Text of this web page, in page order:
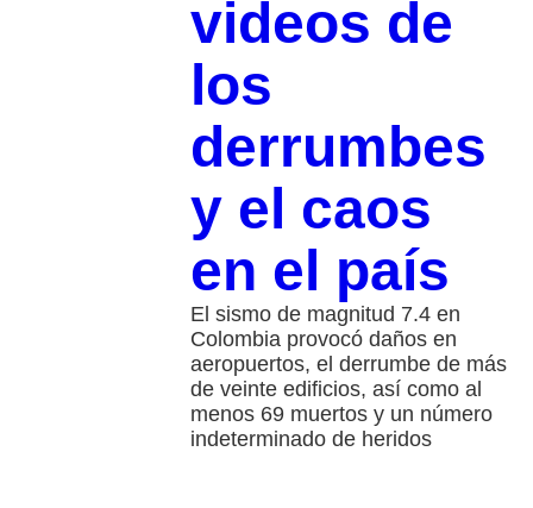
videos de
los
derrumbes
y el caos
en el país
El sismo de magnitud 7.4 en
Colombia provocó daños en
aeropuertos, el derrumbe de más
de veinte edificios, así como al
menos 69 muertos y un número
indeterminado de heridos